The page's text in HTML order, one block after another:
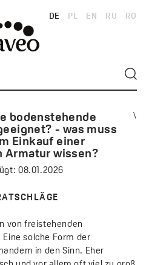
DE PL EN RU RO
bodenstehende
- was muss
Einkauf einer
Armatur wissen?
\
08.01.2026
von freistehenden
solche Form der
in den Sinn. Eher